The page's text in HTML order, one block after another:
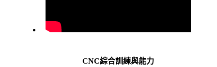
CNC綜合訓練與能力